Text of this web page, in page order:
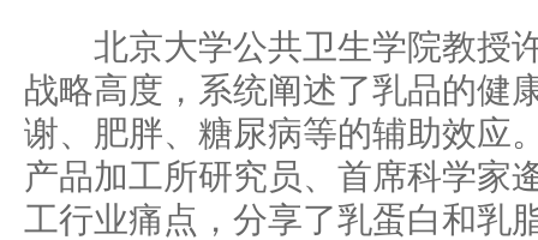
北京大学公共卫生学院教授
战略高度，系统阐述了乳品的健
谢、肥胖、糖尿病等的辅助效应
产品加工所研究员、首席科学家
工行业痛点，分享了乳蛋白和乳